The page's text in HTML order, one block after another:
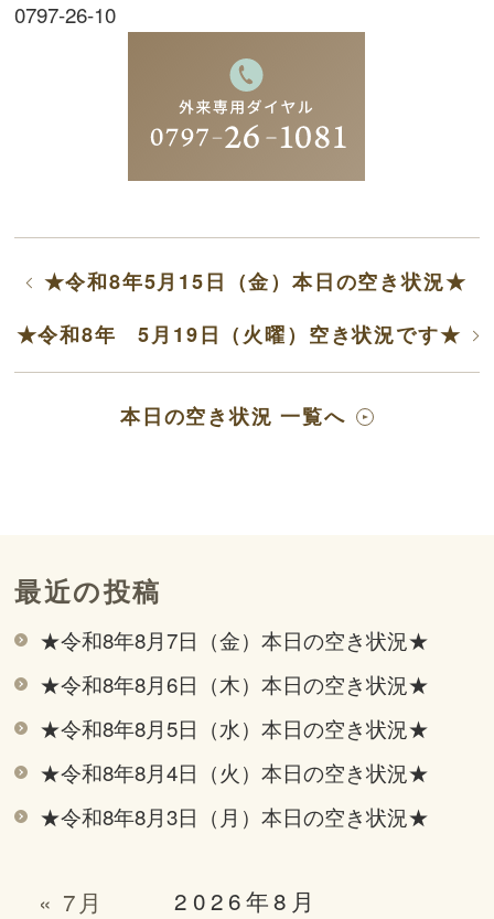
0797-26-10
★令和8年5月15日（金）本日の空き状況★
★令和8年 5月19日（火曜）空き状況です★
本日の空き状況 一覧へ
最近の投稿
★令和8年8月7日（金）本日の空き状況★
★令和8年8月6日（木）本日の空き状況★
★令和8年8月5日（水）本日の空き状況★
★令和8年8月4日（火）本日の空き状況★
★令和8年8月3日（月）本日の空き状況★
2026年8月
« 7月